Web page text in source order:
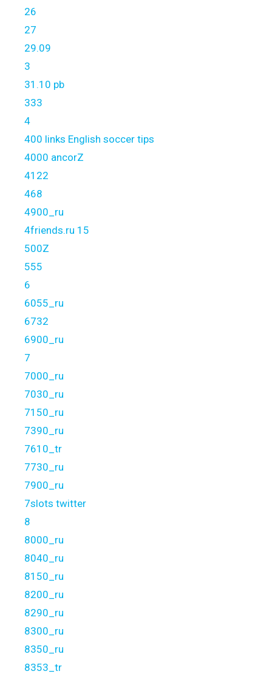
26
27
29.09
3
31.10 pb
333
4
400 links English soccer tips
4000 ancorZ
4122
468
4900_ru
4friends.ru 15
500Z
555
6
6055_ru
6732
6900_ru
7
7000_ru
7030_ru
7150_ru
7390_ru
7610_tr
7730_ru
7900_ru
7slots twitter
8
8000_ru
8040_ru
8150_ru
8200_ru
8290_ru
8300_ru
8350_ru
8353_tr